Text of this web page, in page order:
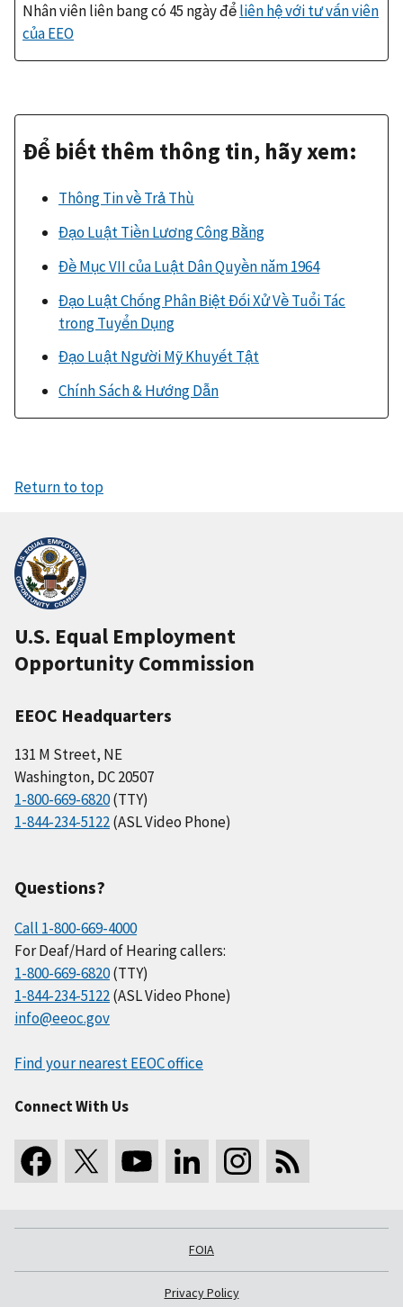
Nhân viên liên bang có 45 ngày đểliên hệ với tư vấn viên
của EEO
Để biết thêm thông tin, hãy xem:
Thông Tin về Trả Thù
Đạo Luật Tiền Lương Công Bằng
Đề Mục VII của Luật Dân Quyền năm 1964
Đạo Luật Chống Phân Biệt Đối Xử Về Tuổi Tác
trong Tuyển Dụng
Đạo Luật Người Mỹ Khuyết Tật
Chính Sách & Hướng Dẫn
Return to top
U.S. Equal Employment
Opportunity Commission
EEOC Headquarters
131 M Street, NE
Washington, DC 20507
1-800-669-6820(TTY)
1-844-234-5122(ASL Video Phone)
Questions?
Call 1-800-669-4000
For Deaf/Hard of Hearing callers:
1-800-669-6820(TTY)
1-844-234-5122(ASL Video Phone)
info@eeoc.gov
Find your nearest EEOC office
Connect With Us
FOIA
Privacy Policy